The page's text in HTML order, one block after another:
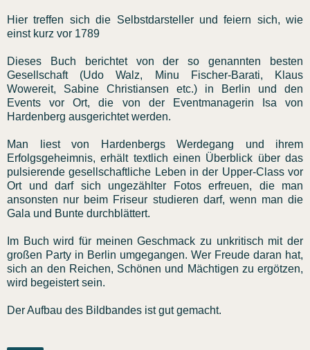
Hier treffen sich die Selbstdarsteller und feiern sich, wie
einst kurz vor 1789
Dieses Buch berichtet von der so genannten besten
Gesellschaft (Udo Walz, Minu Fischer-Barati, Klaus
Wowereit, Sabine Christiansen etc.) in Berlin und den
Events vor Ort, die von der Eventmanagerin Isa von
Hardenberg ausgerichtet werden.
Man liest von Hardenbergs Werdegang und ihrem
Erfolgsgeheimnis, erhält textlich einen Überblick über das
pulsierende gesellschaftliche Leben in der Upper-Class vor
Ort und darf sich ungezählter Fotos erfreuen, die man
ansonsten nur beim Friseur studieren darf, wenn man die
Gala und Bunte durchblättert.
Im Buch wird für meinen Geschmack zu unkritisch mit der
großen Party in Berlin umgegangen. Wer Freude daran hat,
sich an den Reichen, Schönen und Mächtigen zu ergötzen,
wird begeistert sein.
Der Aufbau des Bildbandes ist gut gemacht.